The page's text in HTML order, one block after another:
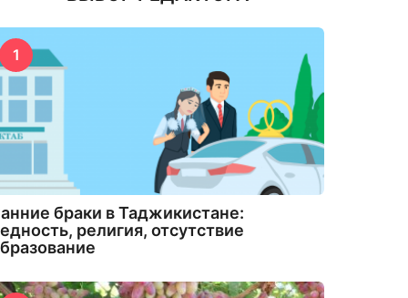
1
браки в Таджикистане:
религия, отсутствие